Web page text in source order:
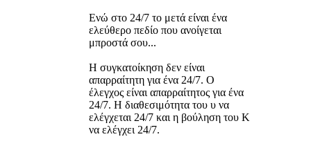
Ενώ στο 24/7 το μετά είναι ένα
ελεύθερο πεδίο που ανοίγεται
μπροστά σου...
Η συγκατοίκηση δεν είναι
απαρραίτητη για ένα 24/7. Ο
έλεγχος είναι απαρραίτητος για ένα
24/7. Η διαθεσιμότητα του υ να
ελέγχεται 24/7 και η βούληση του Κ
να ελέγχει 24/7.